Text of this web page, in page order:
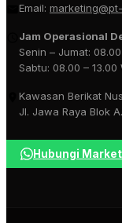
Email:
Jam Operasional
Senin – Jumat: 08.00
Sabtu: 08.00 – 13.00
Kawasan Berikat
Jl. Jawa Raya Blok
Hubungi